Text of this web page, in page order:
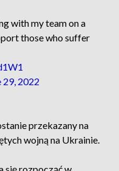
with my team on a
those who suffer
29, 2022
przekazany na
wojną na Ukrainie.